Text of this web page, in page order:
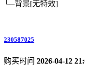
└─背景[无特效]
230587025
购买时间 2026-04-12